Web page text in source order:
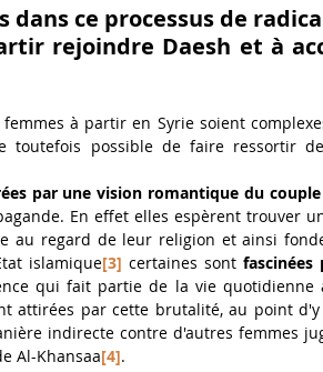
ce processus de
rejoindre Daesh et à
à partir en Syrie soient
toutefois possible de faire ressortir
par une vision romantique du
En effet elles espèrent trouver
au regard de leur religion et ainsi
islamique[3] certaines sont fascinées
qui fait partie de la vie quotidienne
attirées par cette brutalité, au point
indirecte contre d'autres femmes
Al-Khansaa[4].